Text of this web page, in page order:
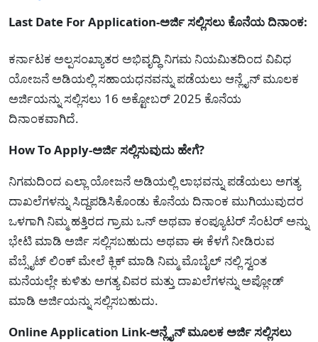
Last Date For Application-ಅರ್ಜಿ ಸಲ್ಲಿಸಲು ಕೊನೆಯ ದಿನಾಂಕ:
ಕರ್ನಾಟಕ ಅಲ್ಪಸಂಖ್ಯಾತರ ಅಭಿವೃದ್ಧಿ ನಿಗಮ ನಿಯಮಿತದಿಂದ ವಿವಿಧ
ಯೋಜನೆ ಅಡಿಯಲ್ಲಿ ಸಹಾಯಧನವನ್ನು ಪಡೆಯಲು ಆನ್ಲೈನ್ ಮೂಲಕ
ಅರ್ಜಿಯನ್ನು ಸಲ್ಲಿಸಲು 16 ಅಕ್ಟೋಬರ್ 2025 ಕೊನೆಯ
ದಿನಾಂಕವಾಗಿದೆ.
How To Apply-ಅರ್ಜಿ ಸಲ್ಲಿಸುವುದು ಹೇಗೆ?
ನಿಗಮದಿಂದ ಎಲ್ಲಾ ಯೋಜನೆ ಅಡಿಯಲ್ಲಿ ಲಾಭವನ್ನು ಪಡೆಯಲು ಅಗತ್ಯ
ದಾಖಲೆಗಳನ್ನು ಸಿದ್ದಪಡಿಸಿಕೊಂಡು ಕೊನೆಯ ದಿನಾಂಕ ಮುಗಿಯುವುದರ
ಒಳಗಾಗಿ ನಿಮ್ಮ ಹತ್ತಿರದ ಗ್ರಾಮ ಒನ್ ಅಥವಾ ಕಂಪ್ಯೂಟರ್ ಸೆಂಟರ್ ಅನ್ನು
ಭೇಟಿ ಮಾಡಿ ಅರ್ಜಿ ಸಲ್ಲಿಸಬಹುದು ಅಥವಾ ಈ ಕೆಳಗೆ ನೀಡಿರುವ
ವೆಬ್ಸೈಟ್ ಲಿಂಕ್ ಮೇಲೆ ಕ್ಲಿಕ್ ಮಾಡಿ ನಿಮ್ಮ ಮೊಬೈಲ್ ನಲ್ಲಿ ಸ್ವಂತ
ಮನೆಯಲ್ಲೇ ಕುಳಿತು ಅಗತ್ಯ ವಿವರ ಮತ್ತು ದಾಖಲೆಗಳನ್ನು ಅಪ್ಲೋಡ್
ಮಾಡಿ ಅರ್ಜಿಯನ್ನು ಸಲ್ಲಿಸಬಹುದು.
Online Application Link-ಆನ್ಲೈನ್ ಮೂಲಕ ಅರ್ಜಿ ಸಲ್ಲಿಸಲು